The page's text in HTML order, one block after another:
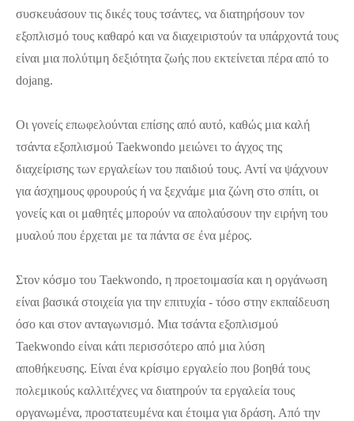
συσκευάσουν τις δικές τους τσάντες, να διατηρήσουν τον
εξοπλισμό τους καθαρό και να διαχειριστούν τα υπάρχοντά τους
είναι μια πολύτιμη δεξιότητα ζωής που εκτείνεται πέρα από το
dojang.
Οι γονείς επωφελούνται επίσης από αυτό, καθώς μια καλή
τσάντα εξοπλισμού Taekwondo μειώνει το άγχος της
διαχείρισης των εργαλείων του παιδιού τους. Αντί να ψάχνουν
για άσχημους φρουρούς ή να ξεχνάμε μια ζώνη στο σπίτι, οι
γονείς και οι μαθητές μπορούν να απολαύσουν την ειρήνη του
μυαλού που έρχεται με τα πάντα σε ένα μέρος.
Στον κόσμο του Taekwondo, η προετοιμασία και η οργάνωση
είναι βασικά στοιχεία για την επιτυχία - τόσο στην εκπαίδευση
όσο και στον ανταγωνισμό. Μια τσάντα εξοπλισμού
Taekwondo είναι κάτι περισσότερο από μια λύση
αποθήκευσης. Είναι ένα κρίσιμο εργαλείο που βοηθά τους
πολεμικούς καλλιτέχνες να διατηρούν τα εργαλεία τους
οργανωμένα, προστατευμένα και έτοιμα για δράση. Από την